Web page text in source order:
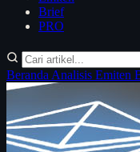
Brief
PRO
Beranda Analisis Emiten